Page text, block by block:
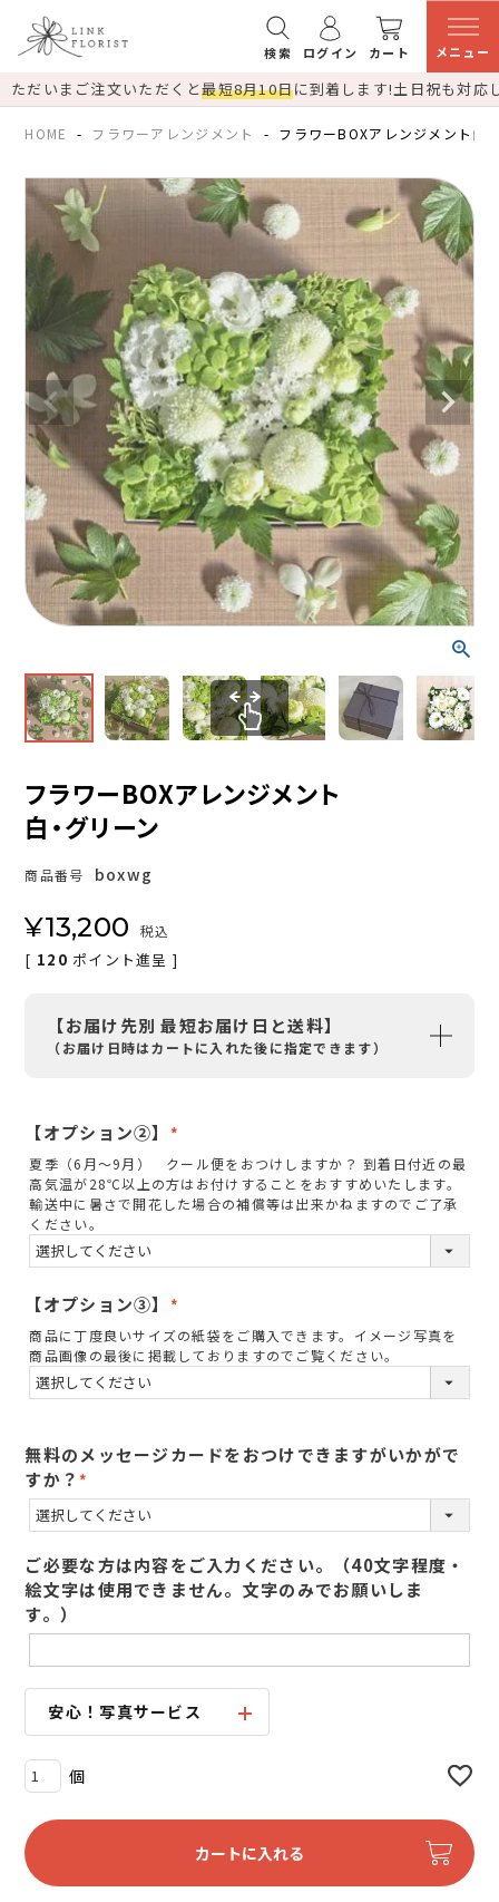
検索 ログイン カート メニュー
ただいまご注文いただくと最短8月10日に到着します!土日祝も対応
HOME フラワーアレンジメント フラワーBOXアレンジメント白
フラワーBOXアレンジメント
白・グリーン
商品番号 boxwg
¥13,200 税込
[ 120 ポイント進呈 ]
【お届け先別 最短お届け日と送料】
（お届け日時はカートに入れた後に指定できます）
【オプション②】
(
必
須
)
夏季（6月～9月） クール便をおつけしますか？ 到着日付近の最
高気温が28℃以上の方はお付けすることをおすすめいたします。
輸送中に暑さで開花した場合の補償等は出来かねますのでご了承
ください。
【オプション③】
(
必
)
商品に丁度良いサイズの紙袋をご購入できます。イメージ写真を
商品画像の最後に掲載しておりますのでご覧ください。
無料のメッセージカードをおつけできますがいかがで
すか？
(
必
)
ご必要な方は内容をご入力ください。（40文字程度・
絵文字は使用できません。文字のみでお願いしま
す。）
安心！写真サービス
カートに入れる